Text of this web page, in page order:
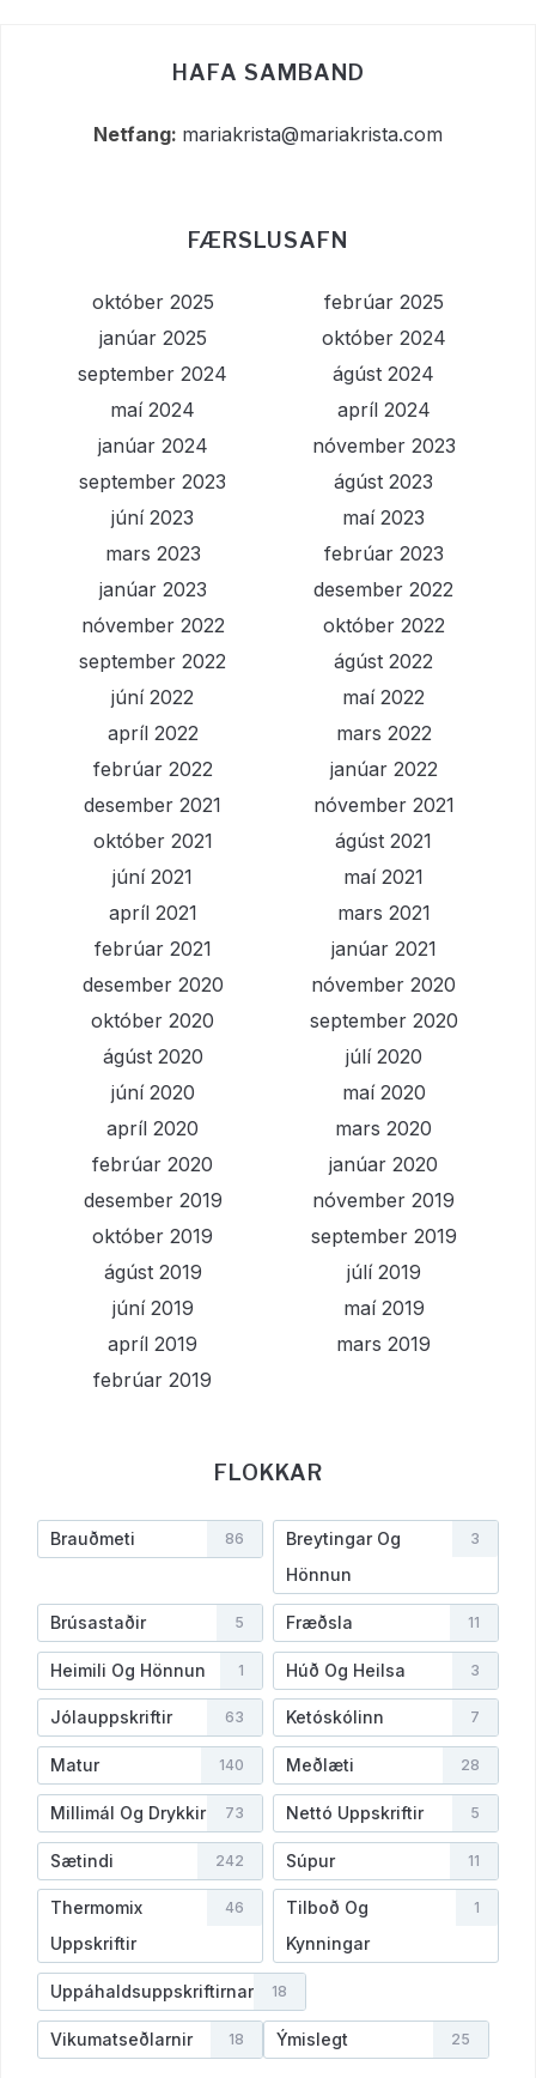
HAFA SAMBAND
Netfang: mariakrista@mariakrista.com
FÆRSLUSAFN
október 2025
febrúar 2025
janúar 2025
október 2024
september 2024
ágúst 2024
maí 2024
apríl 2024
janúar 2024
nóvember 2023
september 2023
ágúst 2023
júní 2023
maí 2023
mars 2023
febrúar 2023
janúar 2023
desember 2022
nóvember 2022
október 2022
september 2022
ágúst 2022
júní 2022
maí 2022
apríl 2022
mars 2022
febrúar 2022
janúar 2022
desember 2021
nóvember 2021
október 2021
ágúst 2021
júní 2021
maí 2021
apríl 2021
mars 2021
febrúar 2021
janúar 2021
desember 2020
nóvember 2020
október 2020
september 2020
ágúst 2020
júlí 2020
júní 2020
maí 2020
apríl 2020
mars 2020
febrúar 2020
janúar 2020
desember 2019
nóvember 2019
október 2019
september 2019
ágúst 2019
júlí 2019
júní 2019
maí 2019
apríl 2019
mars 2019
febrúar 2019
FLOKKAR
Brauðmeti 86
Breytingar Og
Hönnun
3
Brúsastaðir 5 Fræðsla 11
Heimili Og Hönnun 1 Húð Og Heilsa 3
Jólauppskriftir 63 Ketóskólinn 7
Matur 140 Meðlæti 28
Millimál Og Drykkir 73 Nettó Uppskriftir 5
Sætindi 242 Súpur 11
Thermomix
Uppskriftir
46
Tilboð Og
Kynningar
1
Uppáhaldsuppskriftirnar 18
Vikumatseðlarnir 18 Ýmislegt 25